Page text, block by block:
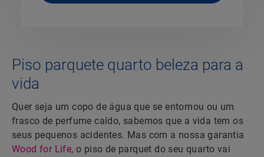
Piso parquete quarto beleza para a
vida
Quer seja um copo de água que se entornou ou um
frasco de perfume caído, sabemos que a vida tem os
seus pequenos acidentes. Mas com a nossa garantia
Wood for Life, o piso de parquet do seu quarto vai